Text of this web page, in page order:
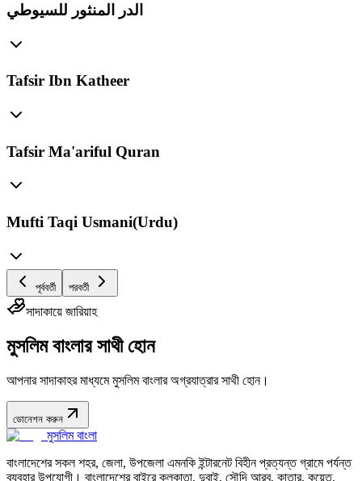
الدر المنثور للسيوطي
Tafsir Ibn Katheer
Tafsir Ma'ariful Quran
Mufti Taqi Usmani(Urdu)
পূর্ববর্তী পরবর্তী
সাদাকায়ে জারিয়াহ
মুসলিম বাংলার সাথী হোন
আপনার সাদাকাহর মাধ্যমে মুসলিম বাংলার অগ্রযাত্রার সাথী হোন।
ডোনেশন করুন
মুসলিম বাংলা
বাংলাদেশের সকল শহর, জেলা, উপজেলা এমনকি ইন্টারনেট বিহীন প্রত্যন্ত গ্রামে পর্যন্ত
ব্যবহার উপযোগী। বাংলাদেশের বাইরে কলকাতা, দুবাই, সৌদি আরব, কাতার, কুয়েত,